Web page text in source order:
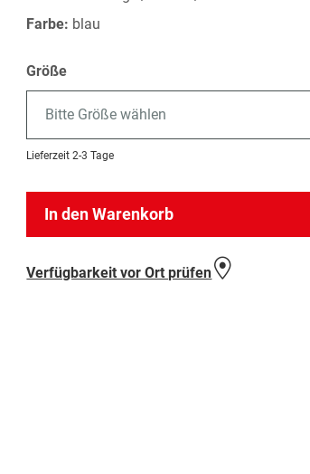
Farbe: blau
Größe
Bitte Größe wählen
Lieferzeit 2-3 Tage
In den Warenkorb
Verfügbarkeit vor Ort prüfen